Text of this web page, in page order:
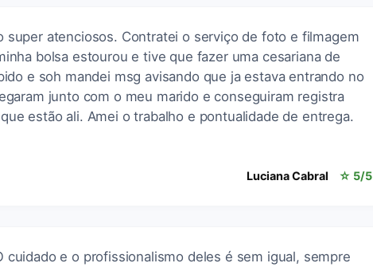
super atenciosos. Contratei o serviço de foto e filmagem
bolsa estourou e tive que fazer uma cesariana de
e soh mandei msg avisando que ja estava entrando no
junto com o meu marido e conseguiram registra
estão ali. Amei o trabalho e pontualidade de entrega.
Luciana Cabral ☆ 5/5
cuidado e o profissionalismo deles é sem igual, sempre